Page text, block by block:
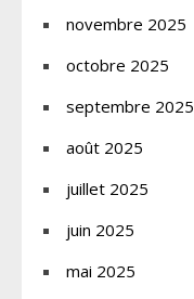
novembre 2025
octobre 2025
septembre 2025
août 2025
juillet 2025
juin 2025
mai 2025